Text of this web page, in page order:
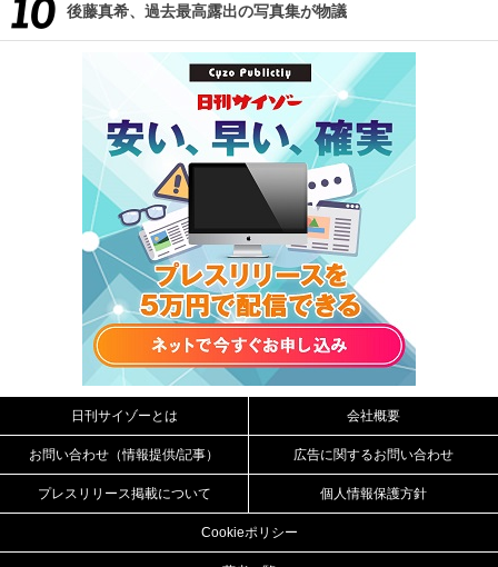
後藤真希、過去最高露出の写真集が物議
日刊サイゾーとは 会社概要
お問い合わせ（情報提供/記事） 広告に関するお問い合わせ
プレスリリース掲載について 個人情報保護方針
Cookieポリシー